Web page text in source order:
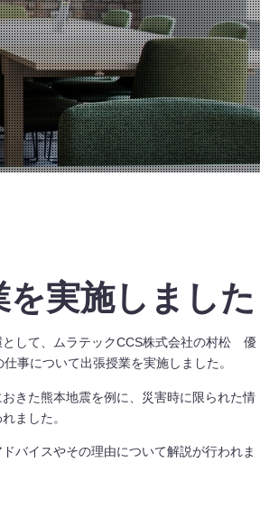
実施しました
して、ムラテックCCS株式会社の村松 優
について出張授業を実施しました。
きた熊本地震を例に、災害時に限られた情
ました。
バイスやその理由について解説が行われま